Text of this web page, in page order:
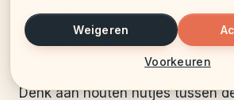
hangmatten eind van de
Net buiten het park, vooral rond
steeds meer kleinschalige eco-
Denk aan houten hutjes tussen
Weigeren
Voorkeuren